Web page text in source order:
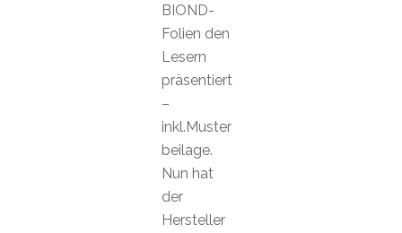
BIOND-
Folien den
Lesern
präsentiert
–
inkl.Muster
beilage.
Nun hat
der
Hersteller